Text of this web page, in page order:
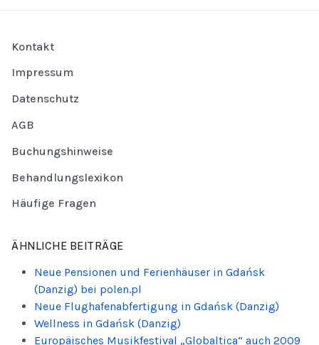
Kontakt
Impressum
Datenschutz
AGB
Buchungshinweise
Behandlungslexikon
Häufige Fragen
ÄHNLICHE BEITRÄGE
Neue Pensionen und Ferienhäuser in Gdańsk
(Danzig) bei polen.pl
Neue Flughafenabfertigung in Gdańsk (Danzig)
Wellness in Gdańsk (Danzig)
Europäisches Musikfestival „Globaltica“ auch 2009